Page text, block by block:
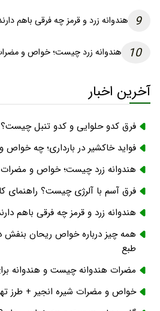
9 هندوانه زرد و قرمز چه فرقی باهم
10 هندوانه زرد چیست؛ خواص و
آخرین اخبار
فرق کدو حلوایی و کدو تنبل
فواید خاکشیر در بارداری؛ چه خواص
هندوانه زرد چیست؛ خواص و مضرات
فرق آسم با آلرژی چیست؟
هندوانه زرد و قرمز چه فرقی باهم
همه چیز درباره خواص ریحان
طبع
مضرات هندوانه چیست و هندوانه
خواص و مضرات شیره انجیر + طرز